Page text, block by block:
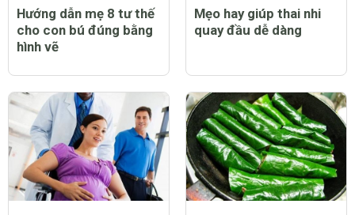
Hướng dẫn mẹ 8 tư thế
cho con bú đúng bằng
hình vẽ
Mẹo hay giúp thai nhi
quay đầu dễ dàng